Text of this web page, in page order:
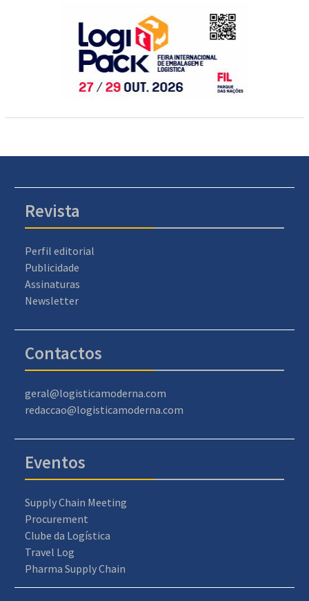
Revista
Perfil editorial
Publicidade
Assinaturas
Newsletter
Contactos
geral@logisticamoderna.com
redaccao@logisticamoderna.com
Eventos
Supply Chain Meeting
Procurement
Clube da Logística
Travel Log
Pharma Supply Chain